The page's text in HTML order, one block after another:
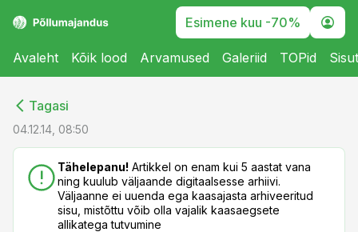
Esimene kuu -70%
Avaleht Kõik lood Arvamused Galeriid TOPid
Tagasi
04.12.14, 08:50
Tähelepanu! Artikkel on enam kui 5 aastat vana
ning kuulub väljaande digitaalsesse arhiivi.
Väljaanne ei uuenda ega kaasajasta arhiveeritud
sisu, mistõttu võib olla vajalik kaasaegsete
allikatega tutvumine